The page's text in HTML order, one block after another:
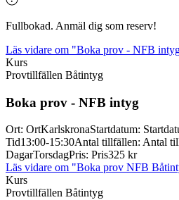
Fullbokad. Anmäl dig som reserv!
Läs vidare om "Boka prov - NFB
Kurs
Provtillfällen Båtintyg
Boka prov - NFB intyg
Ort: OrtKarlskronaStartdatum:
Tid13:00-15:30Antal tillfällen: Antal
DagarTorsdagPris: Pris325 kr
Läs vidare om "Boka prov NFB
Kurs
Provtillfällen Båtintyg